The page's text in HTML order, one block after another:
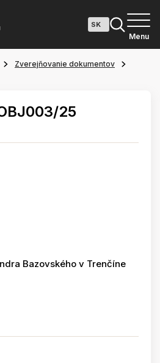
Menu
Zverejňovanie dokumentov
25
Bazovského v Trenčíne